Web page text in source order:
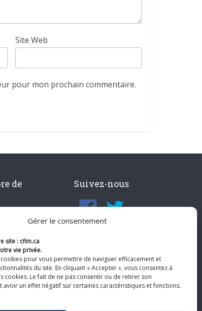
Gérer le consentement
site : cfim.ca
vie privée.
pour vous permettre de naviguer efficacement et
du site. En cliquant « Accepter », vous consentez à
cookies. Le fait de ne pas consentir ou de retirer son
avoir un effet négatif sur certaines caractéristiques et fonctions.
Site Web
pour mon prochain commentaire.
de
Suivez-nous